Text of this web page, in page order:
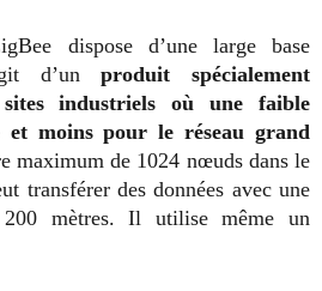
dispose d’une large base
d’unproduit spécialement
industriels où une faible
et moins pour le réseau grand
maximum de 1024 nœuds dans le
transférer des données avec une
200 mètres. Il utilise même un